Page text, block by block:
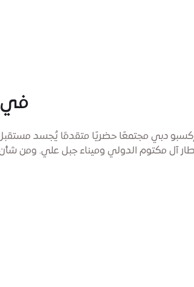
في
دبي مجتمعًا حضريًا متقدمًا يُجسد مستقبل